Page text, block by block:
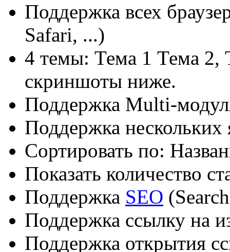
Поддержка всех
Safari, ...)
4 темы: Тема 1 Тема 2,
скриншоты ниже.
Поддержка Multi-
Поддержка нескольких
Сортировать по:
Показать количество
Поддержка SEO (
Поддержка ссылку на
Поддержка открытия